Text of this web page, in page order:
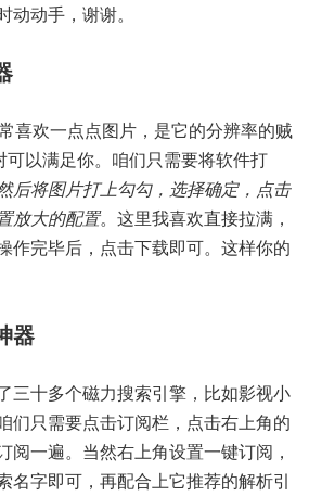
动手，谢谢。
喜欢一点点图片，是它的分辨率的贼
以满足你。咱们只需要将软件打
后将图片打上勾勾，选择确定，点击
放大的配置。这里我喜欢直接拉满，
作完毕后，点击下载即可。这样你的
器
三十多个磁力搜索引擎，比如影视小
们只需要点击订阅栏，点击右上角的
阅一遍。当然右上角设置一键订阅，
名字即可，再配合上它推荐的解析引